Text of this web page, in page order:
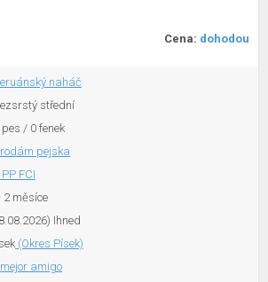
Cena: dohodou
naháč
střední
pes / 0 fenek
pejska
FCI
2 měsíce
Ihned
(Okres Písek)
amigo